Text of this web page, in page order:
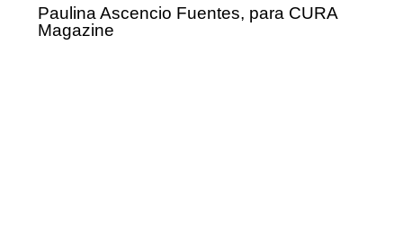
Paulina Ascencio Fuentes, para CURA
Magazine